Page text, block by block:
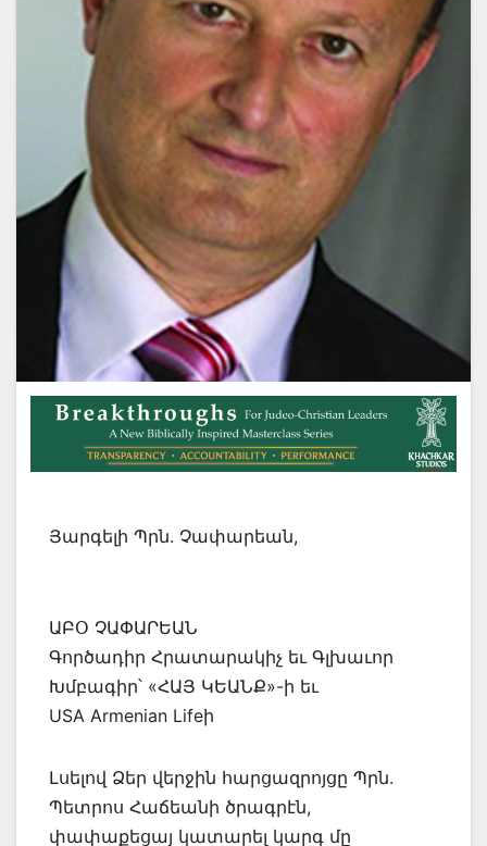
Յարգելի Պրն. Չափարեան,
ԱԲՕ ՉԱՓԱՐԵԱՆ
Գործադիր Հրատարակիչ եւ Գլխաւոր
Խմբագիր՝ «ՀԱՅ ԿԵԱՆՔ»-ի եւ
USA Armenian Lifeի
Լսելով Ձեր վերջին հարցազրոյցը Պրն.
Պետրոս Հաճեանի ծրագրէն,
փափաքեցայ կատարել կարգ մը